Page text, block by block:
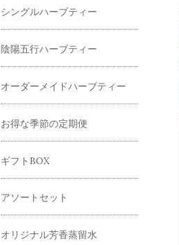
シングルハーブティー
陰陽五行ハーブティー
オーダーメイドハーブティー
お得な季節の定期便
ギフトBOX
アソートセット
オリジナル芳香蒸留水